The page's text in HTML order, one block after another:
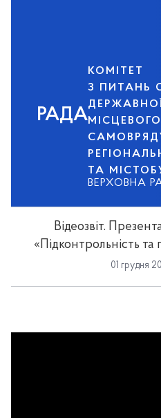
РАДА
КОМІТЕТ
З ПИТАНЬ
МІСЦЕВОГО
ТА
ВЕРХОВНА
Відеозвіт.
«Підконтрольність та
01 грудня